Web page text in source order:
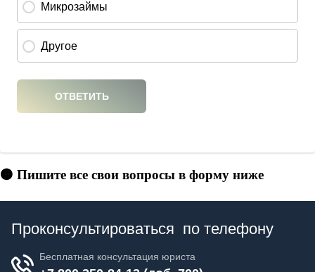
🟠 Пишите все свои вопросы в форму ниже